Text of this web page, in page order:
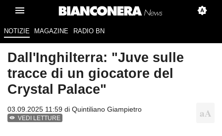
NOTIZIE MAGAZINE RADIO BN
Dall'Inghilterra: "Juve sulle
tracce di un giocatore del
Crystal Palace"
03.09.2025 11:59 di Quintiliano Giampietro
VEDI LETTURE